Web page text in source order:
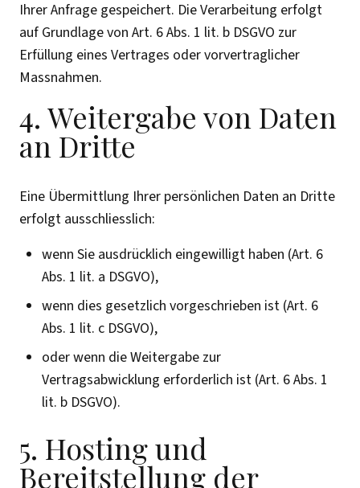
Ihrer Anfrage gespeichert. Die Verarbeitung erfolgt
auf Grundlage von Art. 6 Abs. 1 lit. b DSGVO zur
Erfüllung eines Vertrages oder vorvertraglicher
Massnahmen.
4. Weitergabe von Daten
an Dritte
Eine Übermittlung Ihrer persönlichen Daten an Dritte
erfolgt ausschliesslich:
wenn Sie ausdrücklich eingewilligt haben (Art. 6
Abs. 1 lit. a DSGVO),
wenn dies gesetzlich vorgeschrieben ist (Art. 6
Abs. 1 lit. c DSGVO),
oder wenn die Weitergabe zur
Vertragsabwicklung erforderlich ist (Art. 6 Abs. 1
lit. b DSGVO).
5. Hosting und
Bereitstellung der